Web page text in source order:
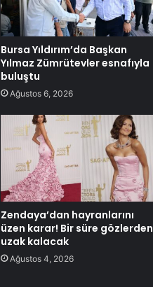
Bursa Yıldırım’da Başkan
Yılmaz Zümrütevler esnafıyla
buluştu
Ağustos 6, 2026
Zendaya’dan hayranlarını
üzen karar! Bir süre gözlerden
uzak kalacak
Ağustos 4, 2026